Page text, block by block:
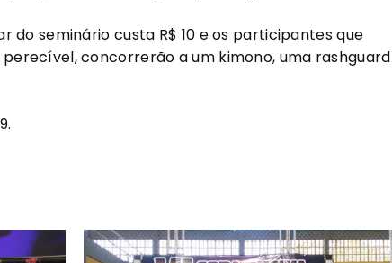
do seminário custa R$ 10 e os participantes que
concorrerão a um kimono, uma rashguard